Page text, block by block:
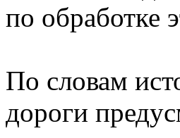
по обработке
По словам
дороги